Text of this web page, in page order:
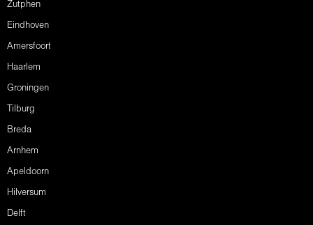
Zutphen
Eindhoven
Amersfoort
Haarlem
Groningen
Tilburg
Breda
Arnhem
Apeldoorn
Hilversum
Delft